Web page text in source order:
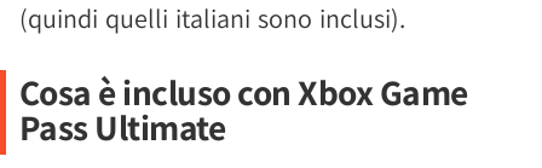
(quindi quelli italiani sono inclusi).
Cosa è incluso con Xbox Game
Pass Ultimate